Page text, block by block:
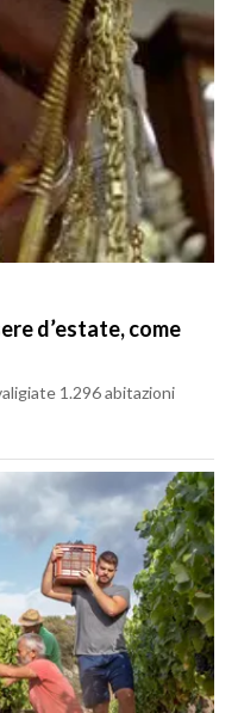
d’estate, come
1.296 abitazioni